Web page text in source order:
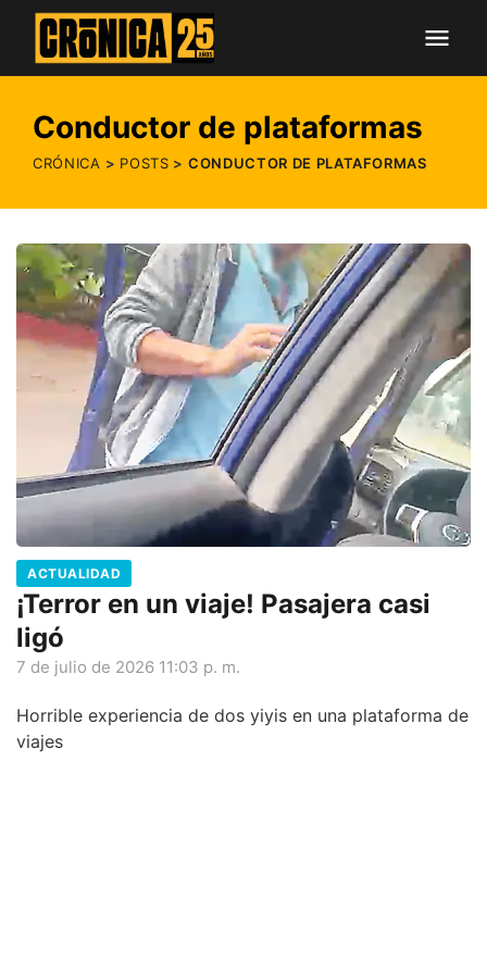
Conductor de plataformas
CRÓNICA POSTS CONDUCTOR DE PLATAFORMAS
ACTUALIDAD
¡Terror en un viaje! Pasajera casi
ligó
7 de julio de 2026 11:03 p. m.
Horrible experiencia de dos yiyis en una plataforma de
viajes